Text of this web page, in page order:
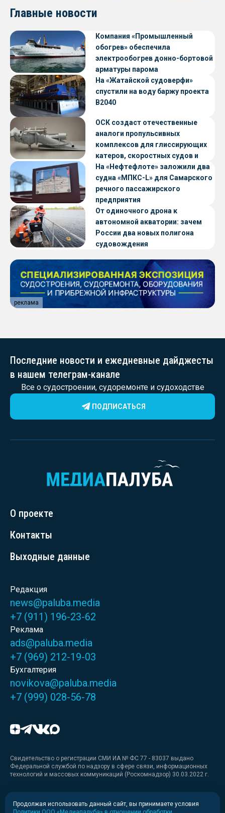
Главные новости
Компания «Промышленный
обогрев» обеспечила
электрообогрев донно-бортовой
арматуры парома
«Петропавловск» проекта CNF22
На «Жатайской судоверфи»
спустили на воду баржу проекта
В2040
ОСК создаст отечественные
аналоги пропульсивных
комплексов для глиссирующих
катеров, скоростных судов и
судов с малой осадкой
На «Нефтефлоте» заложили два
судна «МПКС-L» для Самарского
речного пассажирского
предприятия
От одиночного дрона к
автономной акватории: зачем
России два новых полигона
судовождения
реклама
Последние новости и ежедневные дайджесты
в нашем телеграм-канале
Все о судостроении, судоремонте и судоходстве
ПОДПИСАТЬСЯ
О проекте
Контакты
Выходные данные
Редакция
news@paluba.media
+7 (911) 196-23-62
Реклама
ads@paluba.media
+7 (969) 212-19-03
Бухгалтерия
novikova@paluba.media
+7 (999) 028-56-78
Свидетельство о регистрации СМИ ИА № ФС 77 - 83037 выдано
Федеральной службой по надзору в сфере связи, информационных
технологий и массовых коммуникаций (Роскомнадзор) 30.03.2022 г.
Медиакит
Продолжая использовать данный сайт, вы принимаете условия